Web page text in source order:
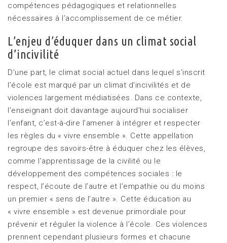
compétences pédagogiques et relationnelles
nécessaires à l’accomplissement de ce métier.
L’enjeu d’éduquer dans un climat social
d’incivilité
D’une part, le climat social actuel dans lequel s’inscrit
l’école est marqué par un climat d’incivilités et de
violences largement médiatisées. Dans ce contexte,
l’enseignant doit davantage aujourd’hui socialiser
l’enfant, c’est-à-dire l’amener à intégrer et respecter
les règles du « vivre ensemble ». Cette appellation
regroupe des savoirs-être à éduquer chez les élèves,
comme l’apprentissage de la civilité ou le
développement des compétences sociales : le
respect, l’écoute de l’autre et l’empathie ou du moins
un premier « sens de l’autre ». Cette éducation au
« vivre ensemble » est devenue primordiale pour
prévenir et réguler la violence à l’école. Ces violences
prennent cependant plusieurs formes et chacune